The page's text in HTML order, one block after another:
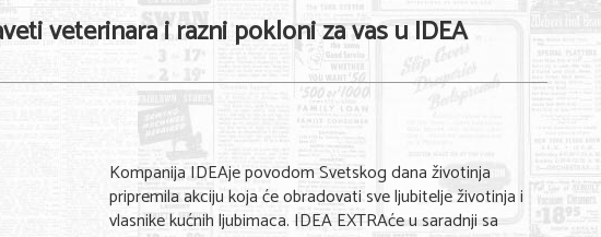
veterinara i razni pokloni za vas u IDEA
Kompanija IDEAje povodom Svetskog dana životinja
pripremila akciju koja će obradovati sve ljubitelje životinja i
vlasnike kućnih ljubimaca. IDEA EXTRAće u saradnji sa